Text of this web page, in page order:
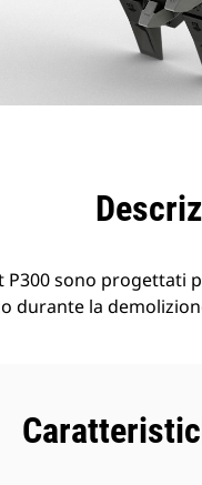
sono progettati
durante la